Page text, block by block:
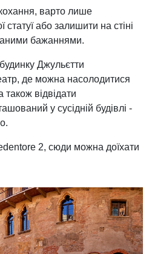
варто лише
статуї або залишити на стіні
бажаннями.
Джульєтти
де можна насолодитися
також відвідати
у сусідній будівлі -
2, сюди можна доїхати